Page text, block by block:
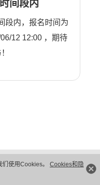
使用Cookies。 Cookies和隐
间段内
段内，报名时间为
12 12:00 ，期待
声明